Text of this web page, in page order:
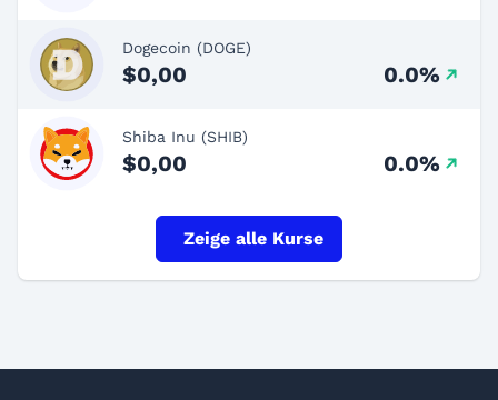
Dogecoin (DOGE)
$0,00 0.0%
Shiba Inu (SHIB)
$0,00 0.0%
Zeige alle Kurse